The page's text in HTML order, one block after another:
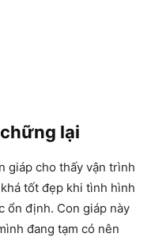
lại
giáp cho thấy vận trình
tốt đẹp khi tình hình
ổn định. Con giáp này
đang tạm có nên